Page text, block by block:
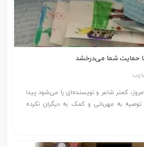
حمایت شما می‌درخشد
امروز، کمتر شاعر و نویسنده‌ای را می‌‌شود پیدا
به مهربانی و کمک به دیگران نکرده